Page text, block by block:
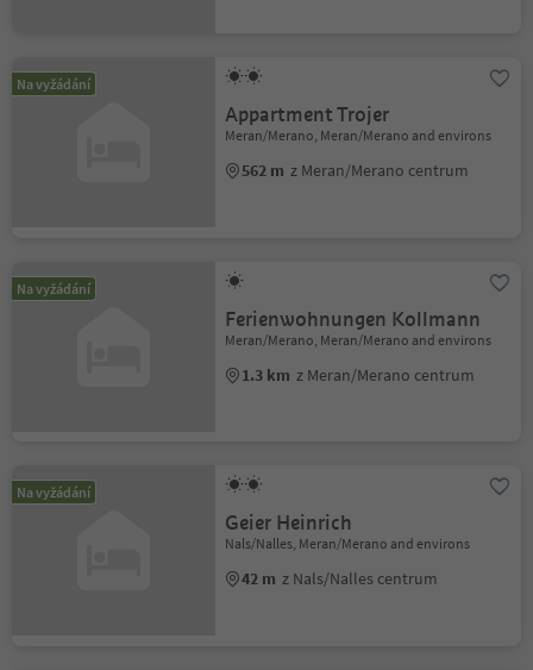
Na vyžádání
Appartment Trojer
Meran/Merano, Meran/Merano and environs
562 m z Meran/Merano centrum
Na vyžádání
Ferienwohnungen Kollmann
Meran/Merano, Meran/Merano and environs
1.3 km z Meran/Merano centrum
Na vyžádání
Geier Heinrich
Nals/Nalles, Meran/Merano and environs
42 m z Nals/Nalles centrum